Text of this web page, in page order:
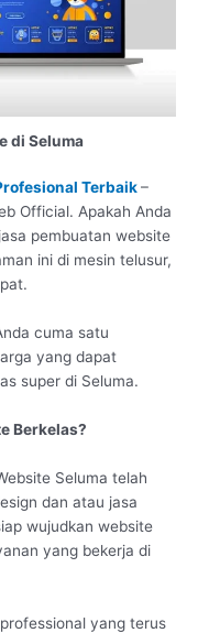
di Seluma
Terbaik–
Official. Apakah Anda
pembuatan website
ini di mesin telusur,
cuma satu
yang dapat
super di Seluma.
Berkelas?
Seluma telah
dan atau jasa
wujudkan website
yang bekerja di
yang terus